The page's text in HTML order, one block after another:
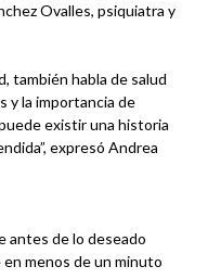
Ovalles, psiquiatra y
también habla de salud
y la importancia de
existir una historia
expresó Andrea
antes de lo deseado
menos de un minuto